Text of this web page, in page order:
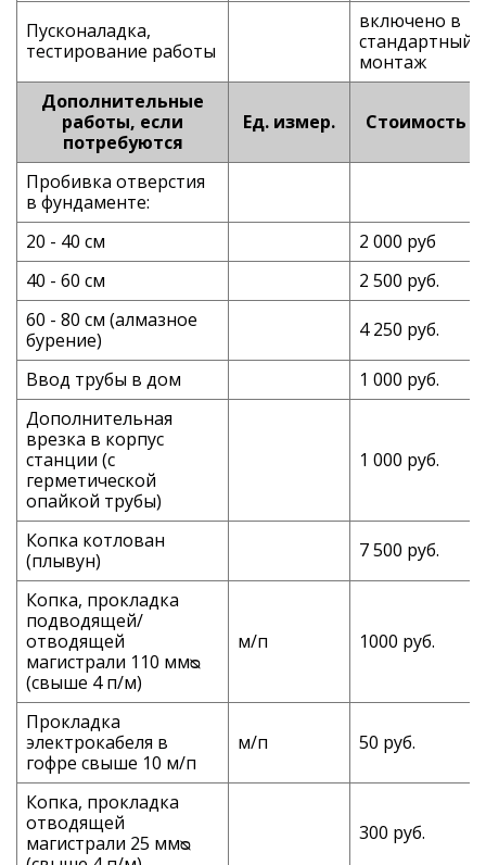
Пусконаладка,
тестирование работы
включено в
стандартный
монтаж
Дополнительные
работы, если
потребуются
Ед. измер. Стоимость
Пробивка отверстия
в фундаменте:
20 - 40 см
2 000 руб
40 - 60 см
2 500 руб.
60 - 80 см (алмазное
бурение)
4 250 руб.
Ввод трубы в дом
1 000 руб.
Дополнительная
врезка в корпус
станции (с
герметической
опайкой трубы)
1 000 руб.
Копка котлован
(плывун)
7 500 руб.
Копка, прокладка
подводящей/
отводящей
магистрали 110 ммᴓ
(свыше 4 п/м)
м/п 1000 руб.
Прокладка
электрокабеля в
гофре свыше 10 м/п
м/п 50 руб.
Копка, прокладка
отводящей
магистрали 25 ммᴓ
300 руб.